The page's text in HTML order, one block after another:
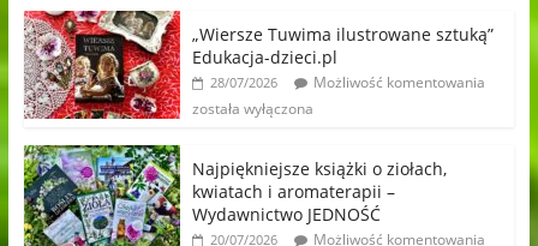
„Wiersze Tuwima ilustrowane sztuką”
Edukacja-dzieci.pl
28/07/2026
Możliwość komentowania
została wyłączona
Najpiękniejsze książki o ziołach,
kwiatach i aromaterapii –
Wydawnictwo JEDNOŚĆ
20/07/2026
Możliwość komentowania